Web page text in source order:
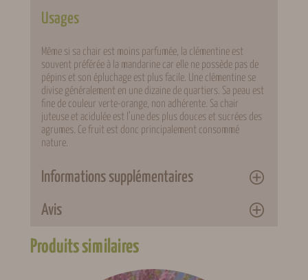
Usages
Même si sa chair est moins parfumée, la clémentine est
souvent préférée à la mandarine car elle ne possède pas de
pépins et son épluchage est plus facile. Une clémentine se
divise généralement en une dizaine de quartiers. Sa peau est
fine de couleur verte-orange, non adhérente. Sa chair
juteuse et acidulée est l’une des plus douces et sucrées des
agrumes. Ce fruit est donc principalement consommé
nature.
Informations supplémentaires
Conditionnement
Avis
0 avis pour Clémentinier
Produits similaires